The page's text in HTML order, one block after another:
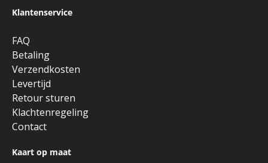
Klantenservice
FAQ
Betaling
Verzendkosten
Levertijd
Retour sturen
Klachtenregeling
Contact
Kaart op maat